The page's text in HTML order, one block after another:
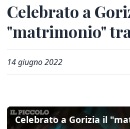
Celebrato a
"matrimonio"
14 giugno 2022